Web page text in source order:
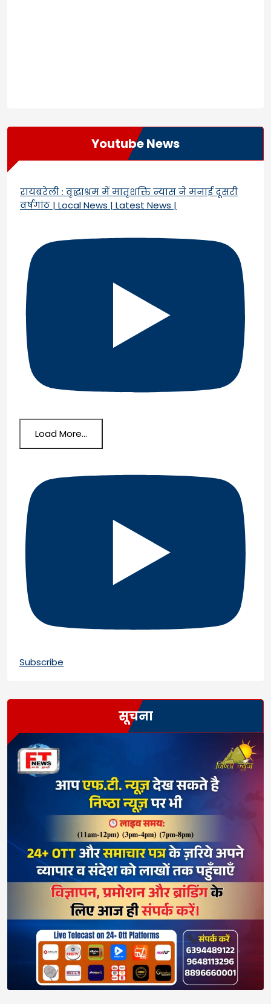
Youtube News
रायबरेली : वृद्धाश्रम में मातृशक्ति न्यास ने मनाई दूसरी
वर्षगांठ | Local News | Latest News |
Load More...
Subscribe
सूचना